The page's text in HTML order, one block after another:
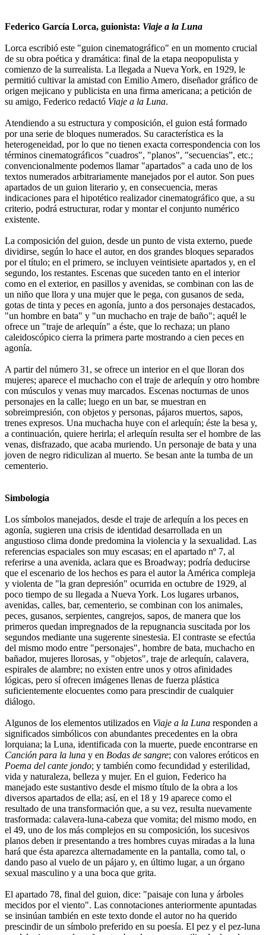
Federico García Lorca, guionista: Viaje a la Luna
Lorca escribió este "guion cinematográfico" en un momento crucial
de su obra poética y dramática: final de la etapa neopopulista y
comienzo de la surrealista. La llegada a Nueva York, en 1929, le
permitió cultivar la amistad con Emilio Amero, diseñador gráfico de
origen mejicano y publicista en una firma americana; a petición de
su amigo, Federico redactó Viaje a la Luna.
Atendiendo a su estructura y composición, el guion está formado
por una serie de bloques numerados. Su característica es la
heterogeneidad, por lo que no tienen exacta correspondencia con los
términos cinematográficos "cuadros", "planos", "secuencias”, etc.;
convencionalmente podemos llamar "apartados" a cada uno de los
textos numerados arbitrariamente manejados por el autor. Son pues
apartados de un guion literario y, en consecuencia, meras
indicaciones para el hipotético realizador cinematográfico que, a su
criterio, podrá estructurar, rodar y montar el conjunto numérico
existente.
La composición del guion, desde un punto de vista externo, puede
dividirse, según lo hace el autor, en dos grandes bloques separados
por el título; en el primero, se incluyen veintisiete apartados y, en el
segundo, los restantes. Escenas que suceden tanto en el interior
como en el exterior, en pasillos y avenidas, se combinan con las de
un niño que llora y una mujer que le pega, con gusanos de seda,
gotas de tinta y peces en agonía, junto a dos personajes destacados,
"un hombre en bata" y "un muchacho en traje de baño"; aquél le
ofrece un "traje de arlequín" a éste, que lo rechaza; un plano
caleidoscópico cierra la primera parte mostrando a cien peces en
agonía.
A partir del número 31, se ofrece un interior en el que lloran dos
mujeres; aparece el muchacho con el traje de arlequín y otro hombre
con músculos y venas muy marcados. Escenas nocturnas de unos
personajes en la calle; luego en un bar, se muestran en
sobreimpresión, con objetos y personas, pájaros muertos, sapos,
trenes expresos. Una muchacha huye con el arlequín; éste la besa y,
a continuación, quiere herirla; el arlequín resulta ser el hombre de las
venas, disfrazado, que acaba muriendo. Un personaje de bata y una
joven de negro ridiculizan al muerto. Se besan ante la tumba de un
cementerio.
Simbología
Los símbolos manejados, desde el traje de arlequín a los peces en
agonía, sugieren una crisis de identidad desarrollada en un
angustioso clima donde predomina la violencia y la sexualidad. Las
referencias espaciales son muy escasas; en el apartado nº 7, al
referirse a una avenida, aclara que es Broadway; podría deducirse
que el escenario de los hechos es para el autor la América compleja
y violenta de "la gran depresión" ocurrida en octubre de 1929, al
poco tiempo de su llegada a Nueva York. Los lugares urbanos,
avenidas, calles, bar, cementerio, se combinan con los animales,
peces, gusanos, serpientes, cangrejos, sapos, de manera que los
primeros quedan impregnados de la repugnancia suscitada por los
segundos mediante una sugerente sinestesia. El contraste se efectúa
del mismo modo entre "personajes", hombre de bata, muchacho en
bañador, mujeres llorosas, y "objetos", traje de arlequín, calavera,
espirales de alambre; no existen entre unos y otros afinidades
lógicas, pero sí ofrecen imágenes llenas de fuerza plástica
suficientemente elocuentes como para prescindir de cualquier
diálogo.
Algunos de los elementos utilizados en Viaje a la Luna responden a
significados simbólicos con abundantes precedentes en la obra
lorquiana; la Luna, identificada con la muerte, puede encontrarse en
Canción para la luna y en Bodas de sangre; con valores eróticos en
Poema del cante jondo; y también como fecundidad y esterilidad,
vida y naturaleza, belleza y mujer. En el guion, Federico ha
manejado este sustantivo desde el mismo título de la obra a los
diversos apartados de ella; así, en el 18 y 19 aparece como el
resultado de una transformación que, a su vez, resulta nuevamente
trasformada: calavera-luna-cabeza que vomita; del mismo modo, en
el 49, uno de los más complejos en su composición, los sucesivos
planos deben ir presentando a tres hombres cuyas miradas a la luna
hará que ésta aparezca alternadamente en la pantalla, como tal, o
dando paso al vuelo de un pájaro y, en último lugar, a un órgano
sexual masculino y a una boca que grita.
El apartado 78, final del guion, dice: "paisaje con luna y árboles
mecidos por el viento". Las connotaciones anteriormente apuntadas
se insinúan también en este texto donde el autor no ha querido
prescindir de un símbolo preferido en su poesía. El pez y el pez-luna